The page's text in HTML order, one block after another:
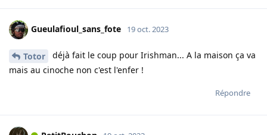
Gueulafioul_sans_fote 19 oct. 2023
Totor
déjà fait le coup pour Irishman... A la maison ça va
mais au cinoche non c'est l'enfer !
Répondre